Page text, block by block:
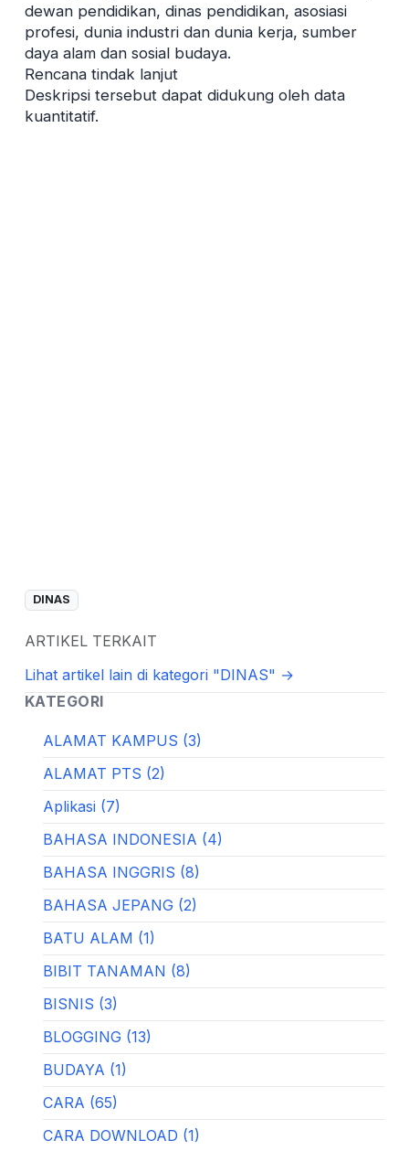
dewan pendidikan, dinas pendidikan, asosiasi
profesi, dunia industri dan dunia kerja, sumber
daya alam dan sosial budaya.
Rencana tindak lanjut
Deskripsi tersebut dapat didukung oleh data
kuantitatif.
DINAS
ARTIKEL TERKAIT
Lihat artikel lain di kategori "DINAS" →
KATEGORI
ALAMAT KAMPUS (3)
ALAMAT PTS (2)
Aplikasi (7)
BAHASA INDONESIA (4)
BAHASA INGGRIS (8)
BAHASA JEPANG (2)
BATU ALAM (1)
BIBIT TANAMAN (8)
BISNIS (3)
BLOGGING (13)
BUDAYA (1)
CARA (65)
CARA DOWNLOAD (1)